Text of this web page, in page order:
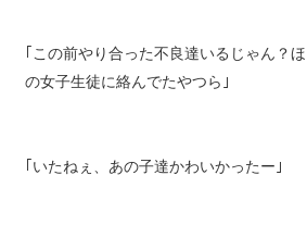
｢この前やり合った不良達いるじゃん？
の女子生徒に絡んでたやつら｣
｢いたねぇ、あの子達かわいかったー｣